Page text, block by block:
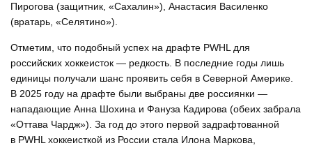
Пирогова (защитник, «Сахалин»), Анастасия Василенко
(вратарь, «Селятино»).
Отметим, что подобный успех на драфте PWHL для
российских хоккеисток — редкость. В последние годы лишь
единицы получали шанс проявить себя в Северной Америке.
В 2025 году на драфте были выбраны две россиянки —
нападающие Анна Шохина и Фануза Кадирова (обеих забрала
«Оттава Чардж»). За год до этого первой задрафтованной
в PWHL хоккеисткой из России стала Илона Маркова,